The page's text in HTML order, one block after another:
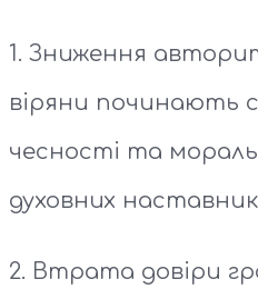
1. Зниження
віряни починають
чесності та
духовних
2. Втрата довіри